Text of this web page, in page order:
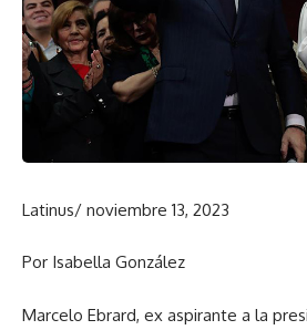
Latinus/ noviembre 13, 2023
Por Isabella González
Marcelo Ebrard, ex aspirante a la